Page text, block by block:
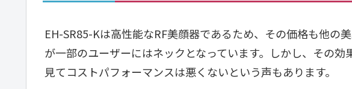
EH-SR85-Kは高性能なRF美顔器であるため、その価格も他の
が一部のユーザーにはネックとなっています。しかし、その
見てコストパフォーマンスは悪くないという声もあります。